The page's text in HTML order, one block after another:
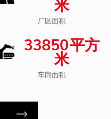
米
厂区面积
33850平方
米
车间面积